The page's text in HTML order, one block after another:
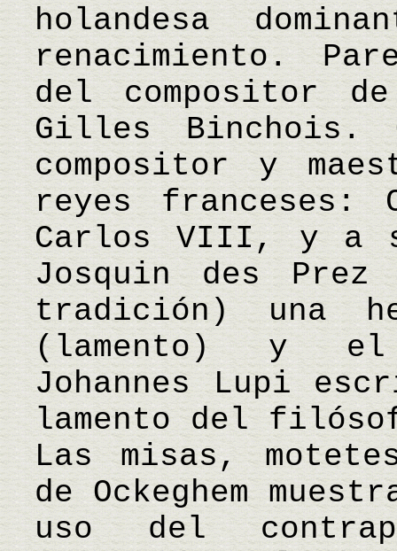
holandesa
renacimiento.
del compositor
Gilles Binchois.
compositor y
reyes
Carlos VIII, y a
Josquin des Prez
tradición) una
(lamento) y el
Johannes Lupi
lamento del
Las misas,
de Ockeghem
uso del